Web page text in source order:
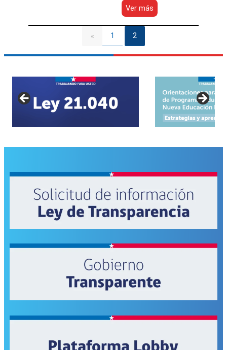
Ver más
Servicio
Local
inaugura
para
más
100
funcionarias
« 1 2